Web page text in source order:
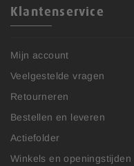
Klantenservice
Mijn account
Veelgestelde vragen
Retourneren
Bestellen en leveren
Actiefolder
Winkels en openingstijden